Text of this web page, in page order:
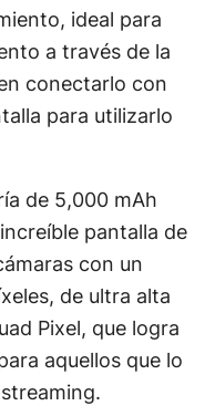
ideal para
a través de la
conectarlo con
para utilizarlo
de 5,000 mAh
pantalla de
con un
de ultra alta
Pixel, que logra
aquellos que lo